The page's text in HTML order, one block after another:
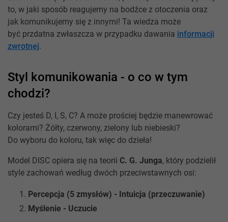
to, w jaki sposób reagujemy na bodźce z otoczenia oraz
jak komunikujemy się z innymi! Ta wiedza może
być przdatna zwłaszcza w przypadku dawania informacji
zwrotnej.
Styl komunikowania - o co w tym
chodzi?
Czy jesteś D, I, S, C? A może prościej będzie manewrować
kolorami? Żółty, czerwony, zielony lub niebieski?
Do wyboru do koloru, tak więc do dzieła!
Model DISC opiera się na teorii C. G. Junga, który podzielił
style zachowań według dwóch przeciwstawnych osi:
Percepcja (5 zmysłów) - Intuicja (przeczuwanie)
Myślenie - Uczucie